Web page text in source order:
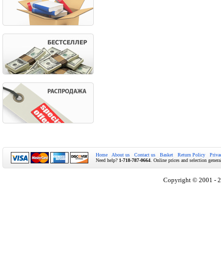
Home About us Contact us Basket Return Policy
Need help? 1-718-787-0664 . Online prices and selection
Copyright © 2001 -